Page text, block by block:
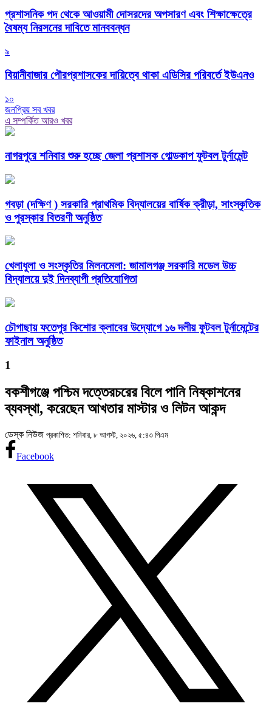
প্রশাসনিক পদ থেকে আওয়ামী দোসরদের অপসারণ এবং শিক্ষাক্ষেত্রে
বৈষম্য নিরসনের দাবিতে মানববন্ধন
৯
বিয়ানীবাজার পৌরপ্রশাসকের দায়িত্বে থাকা এডিসির পরিবর্তে ইউএনও
১০
জনপ্রিয় সব খবর
এ সম্পর্কিত আরও খবর
নাগরপুরে শনিবার শুরু হচ্ছে জেলা প্রশাসক গোল্ডকাপ ফুটবল টুর্নামেন্ট
গবড়া (দক্ষিণ ) সরকারি প্রাথমিক বিদ্যালয়ের বার্ষিক ক্রীড়া, সাংস্কৃতিক
ও পুরস্কার বিতরণী অনুষ্ঠিত
খেলাধুলা ও সংস্কৃতির মিলনমেলা: জামালগঞ্জ সরকারি মডেল উচ্চ
বিদ্যালয়ে দুই দিনব্যাপী প্রতিযোগিতা
চৌগাছায় ফতেপুর কিশোর ক্লাবের উদ্যোগে ১৬ দলীয় ফুটবল টুর্নামেন্টের
ফাইনাল অনুষ্ঠিত
1
বকশীগঞ্জে পশ্চিম দত্তেরচরের বিলে পানি নিষ্কাশনের
ব্যবস্থা, করেছেন আখতার মাস্টার ও লিটন আকন্দ
ডেস্ক নিউজ প্রকাশিত: শনিবার, ৮ আগস্ট, ২০২৬, ৫:৪৩ পিএম
Facebook